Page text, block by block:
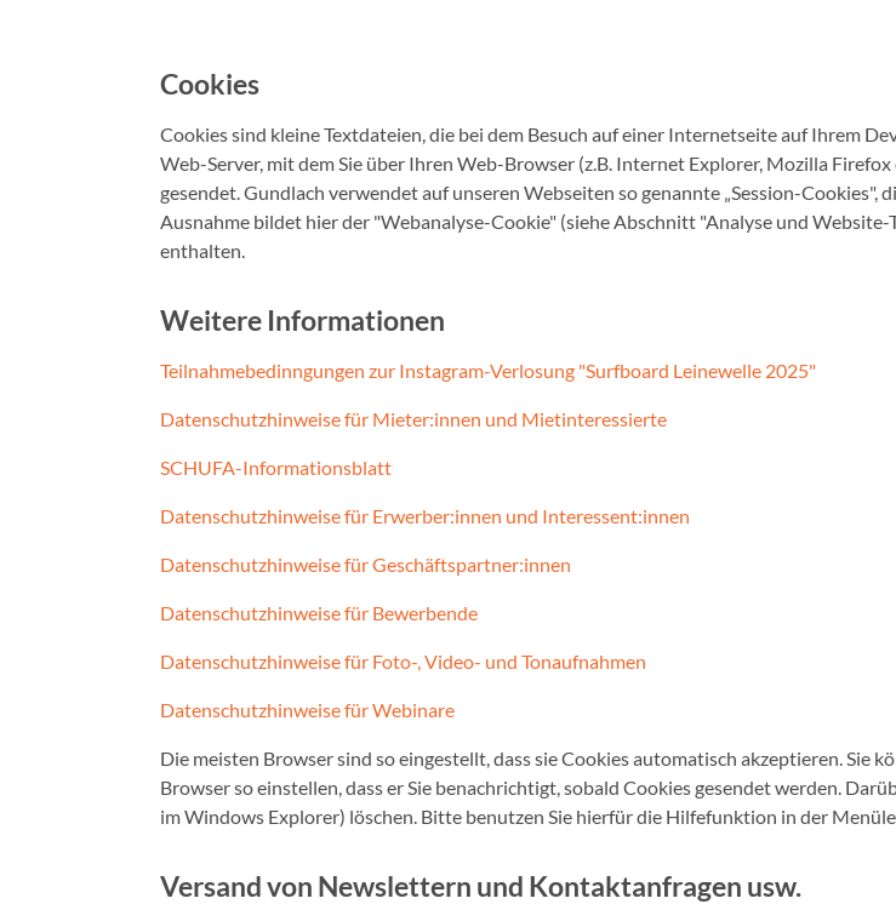
Cookies
Cookies sind kleine Textdateien, die bei dem Besuch auf einer Internetseite auf Ihrem
Web-Server, mit dem Sie über Ihren Web-Browser (z.B. Internet Explorer, Mozilla
gesendet. Gundlach verwendet auf unseren Webseiten so genannte „Session-Cookies",
Ausnahme bildet hier der "Webanalyse-Cookie" (siehe Abschnitt "Analyse und
enthalten.
Weitere Informationen
Teilnahmebedinngungen zur Instagram-Verlosung "Surfboard Leinewelle 2025"
Datenschutzhinweise für Mieter:innen und Mietinteressierte
SCHUFA-Informationsblatt
Datenschutzhinweise für Erwerber:innen und Interessent:innen
Datenschutzhinweise für Geschäftspartner:innen
Datenschutzhinweise für Bewerbende
Datenschutzhinweise für Foto-, Video- und Tonaufnahmen
Datenschutzhinweise für Webinare
Die meisten Browser sind so eingestellt, dass sie Cookies automatisch akzeptieren. Sie
Browser so einstellen, dass er Sie benachrichtigt, sobald Cookies gesendet werden.
im Windows Explorer) löschen. Bitte benutzen Sie hierfür die Hilfefunktion in der
Versand von Newslettern und Kontaktanfragen usw.